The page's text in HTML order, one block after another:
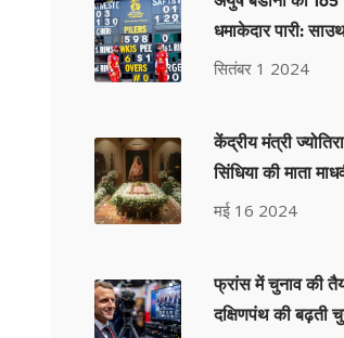
धमाकेदार पारी:
सुपरस्टार्ज ने रचा
सितंबर 1 2024
केंद्रीय मंत्री
सिंधिया की माता
सिंधिया का निधन,
मई 16 2024
फ्रांस में चुनाव की
दक्षिणपंथ की बढ़ती